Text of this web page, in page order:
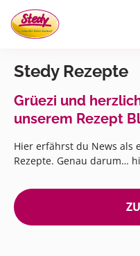
Stedy Rezepte
Grüezi und
unserem Rezept
Hier erfährst du News als
Rezepte. Genau darum…